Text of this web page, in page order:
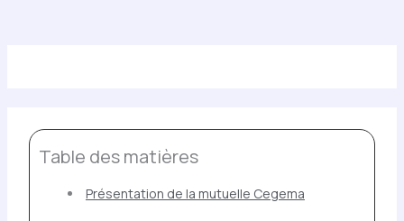
Table des matières
Présentation de la mutuelle Cegema